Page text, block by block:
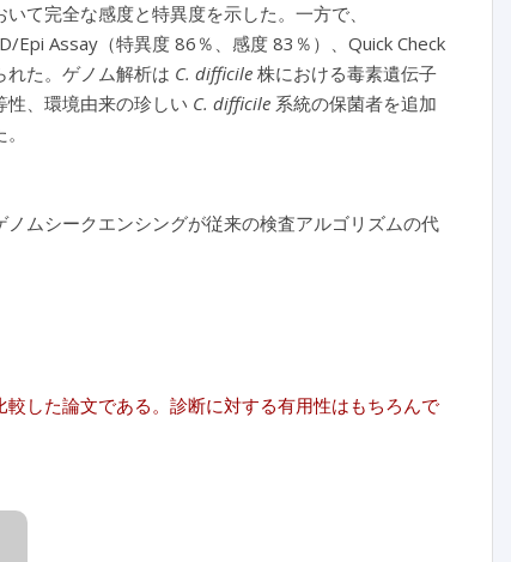
て完全な感度と特異度を示した。一方で、
Assay（特異度 86％、感度 83％）、Quick Check
た。ゲノム解析は C. difficile 株における毒素遺伝子
、環境由来の珍しい C. difficile 系統の保菌者を追加
ムシークエンシングが従来の検査アルゴリズムの代
した論文である。診断に対する有用性はもちろんで